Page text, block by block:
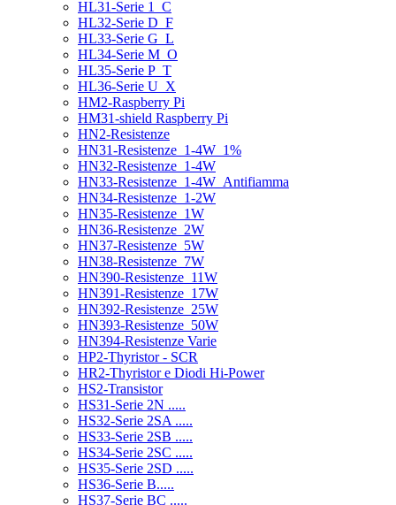
HL31-Serie 1_C
HL32-Serie D_F
HL33-Serie G_L
HL34-Serie M_O
HL35-Serie P_T
HL36-Serie U_X
HM2-Raspberry Pi
HM31-shield Raspberry Pi
HN2-Resistenze
HN31-Resistenze_1-4W_1%
HN32-Resistenze_1-4W
HN33-Resistenze_1-4W_Antifiamma
HN34-Resistenze_1-2W
HN35-Resistenze_1W
HN36-Resistenze_2W
HN37-Resistenze_5W
HN38-Resistenze_7W
HN390-Resistenze_11W
HN391-Resistenze_17W
HN392-Resistenze_25W
HN393-Resistenze_50W
HN394-Resistenze Varie
HP2-Thyristor - SCR
HR2-Thyristor e Diodi Hi-Power
HS2-Transistor
HS31-Serie 2N .....
HS32-Serie 2SA .....
HS33-Serie 2SB .....
HS34-Serie 2SC .....
HS35-Serie 2SD .....
HS36-Serie B.....
HS37-Serie BC .....